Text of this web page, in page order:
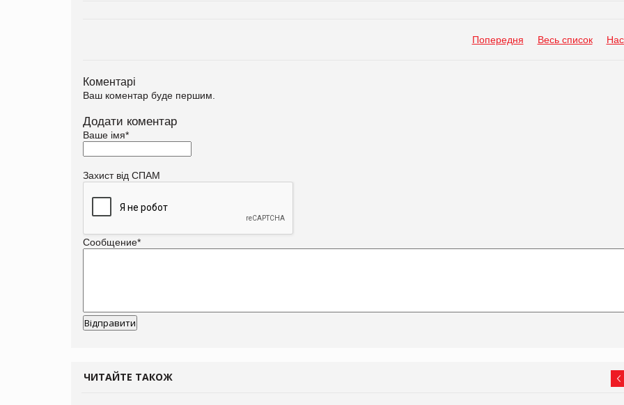
Попередня Весь список
Коментарі
Ваш коментар буде першим.
Додати коментар
Ваше імя*
Захист від СПАМ
Сообщение*
ЧИТАЙТЕ ТАКОЖ